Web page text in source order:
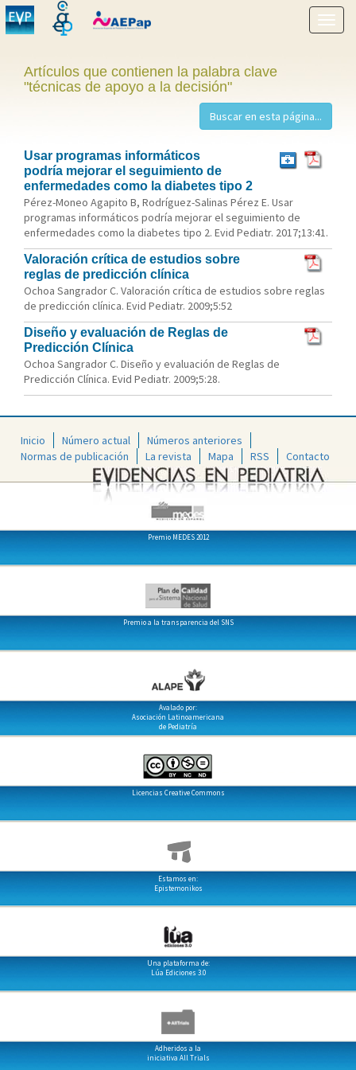
menú
Artículos que contienen la palabra clave
"técnicas de apoyo a la decisión"
Usar programas informáticos
podría mejorar el seguimiento de
enfermedades como la diabetes tipo 2
Pérez-Moneo Agapito B, Rodríguez-Salinas Pérez E. Usar
programas informáticos podría mejorar el seguimiento de
enfermedades como la diabetes tipo 2. Evid Pediatr. 2017;13:41.
Valoración crítica de estudios sobre
reglas de predicción clínica
Ochoa Sangrador C. Valoración crítica de estudios sobre reglas
de predicción clínica. Evid Pediatr. 2009;5:52
Diseño y evaluación de Reglas de
Predicción Clínica
Ochoa Sangrador C. Diseño y evaluación de Reglas de
Predicción Clínica. Evid Pediatr. 2009;5:28.
Inicio Número actual
Números anteriores
Normas de publicación
La revista Mapa RSS Contacto
Premio MEDES 2012
Premio a la transparencia del SNS
Avalado por:
Asociación Latinoamericana
de Pediatría
Licencias Creative Commons
Estamos en:
Epistemonikos
Una plataforma de:
Lúa Ediciones 3.0
Adheridos a la
iniciativa All Trials